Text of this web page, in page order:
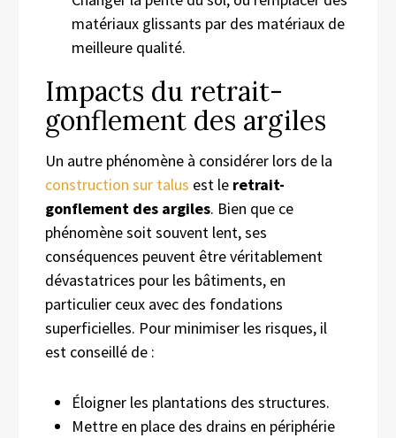
matériaux glissants par des matériaux de
meilleure qualité.
Impacts du retrait-
gonflement des argiles
Un autre phénomène à considérer lors de la
construction sur talus est le retrait-
gonflement des argiles. Bien que ce
phénomène soit souvent lent, ses
conséquences peuvent être véritablement
dévastatrices pour les bâtiments, en
particulier ceux avec des fondations
superficielles. Pour minimiser les risques, il
est conseillé de :
Éloigner les plantations des structures.
Mettre en place des drains en périphérie